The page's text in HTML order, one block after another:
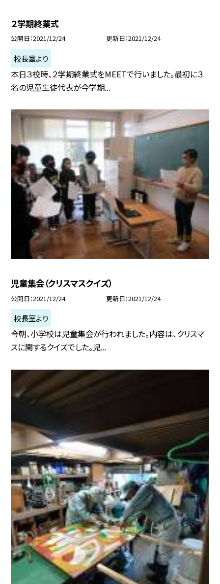
２学期終業式
公開日 2021/12/24 更新日 2021/12/24
校長室より
本日３校時、２学期終業式をMEETで行いました。最初に３
名の児童生徒代表が今学期...
児童集会（クリスマスクイズ）
公開日 2021/12/24 更新日 2021/12/24
校長室より
今朝、小学校は児童集会が行われました。内容は、クリスマ
スに関するクイズでした。児...